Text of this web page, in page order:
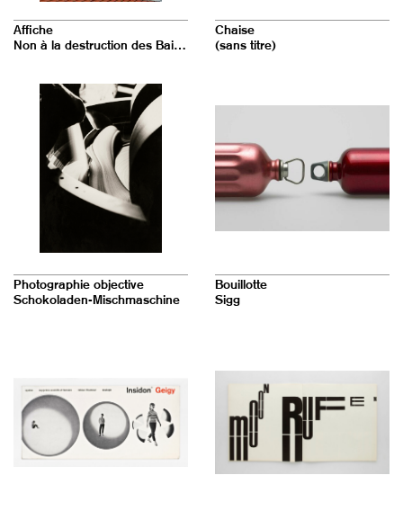
Affiche
Non à la destruction des Bains des Pâquis
Chaise
(sans titre)
Photographie objective
Schokoladen-Mischmaschine
Bouillotte
Sigg